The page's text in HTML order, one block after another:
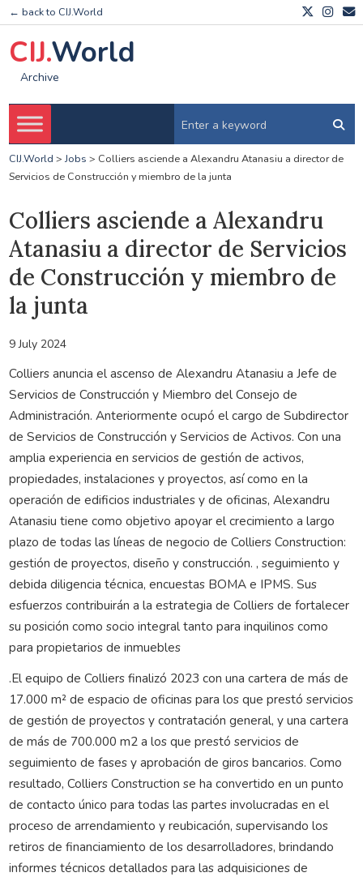
← back to CIJ.World
CIJ.World
Archive
CIJ.World > Jobs > Colliers asciende a Alexandru Atanasiu a director de
Servicios de Construcción y miembro de la junta
Colliers asciende a Alexandru
Atanasiu a director de Servicios
de Construcción y miembro de
la junta
9 July 2024
Colliers anuncia el ascenso de Alexandru Atanasiu a Jefe de
Servicios de Construcción y Miembro del Consejo de
Administración. Anteriormente ocupó el cargo de Subdirector
de Servicios de Construcción y Servicios de Activos. Con una
amplia experiencia en servicios de gestión de activos,
propiedades, instalaciones y proyectos, así como en la
operación de edificios industriales y de oficinas, Alexandru
Atanasiu tiene como objetivo apoyar el crecimiento a largo
plazo de todas las líneas de negocio de Colliers Construction:
gestión de proyectos, diseño y construcción. , seguimiento y
debida diligencia técnica, encuestas BOMA e IPMS. Sus
esfuerzos contribuirán a la estrategia de Colliers de fortalecer
su posición como socio integral tanto para inquilinos como
para propietarios de inmuebles
.El equipo de Colliers finalizó 2023 con una cartera de más de
17.000 m² de espacio de oficinas para los que prestó servicios
de gestión de proyectos y contratación general, y una cartera
de más de 700.000 m2 a los que prestó servicios de
seguimiento de fases y aprobación de giros bancarios. Como
resultado, Colliers Construction se ha convertido en un punto
de contacto único para todas las partes involucradas en el
proceso de arrendamiento y reubicación, supervisando los
retiros de financiamiento de los desarrolladores, brindando
informes técnicos detallados para las adquisiciones de